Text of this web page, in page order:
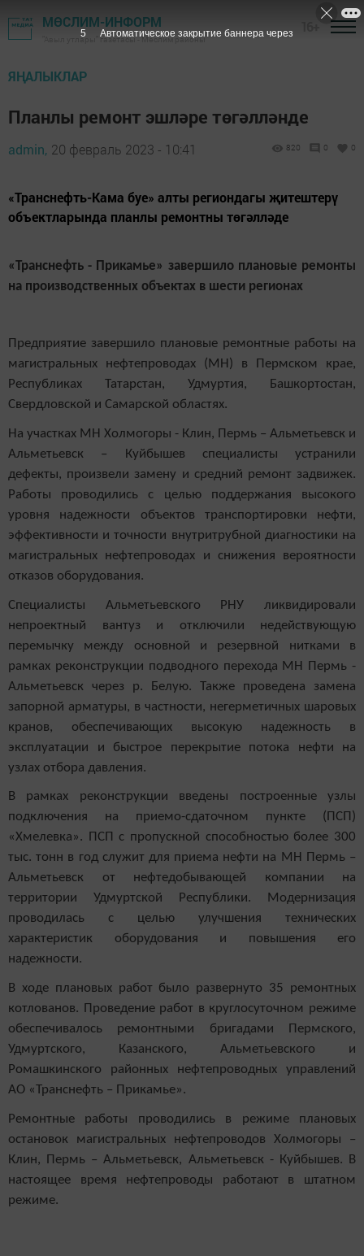
МӨСЛИМ-ИНФОРМ
"Авыл утлары" газетасы - Мөслим районы
ЯҢАЛЫКЛАР
Планлы ремонт эшләре төгәлләнде
admin, 20 февраль 2023 - 10:41 820 0 0
«Транснефть-Кама буе» алты региондагы җитештерү
объектларында планлы ремонтны төгәлләде
«Транснефть - Прикамье» завершило плановые ремонты
на производственных объектах в шести регионах
Предприятие завершило плановые ремонтные работы на
магистральных нефтепроводах (МН) в Пермском крае,
Республиках Татарстан, Удмуртия, Башкортостан,
Свердловской и Самарской областях.
На участках МН Холмогоры - Клин, Пермь – Альметьевск и
Альметьевск – Куйбышев специалисты устранили
дефекты, произвели замену и средний ремонт задвижек.
Работы проводились с целью поддержания высокого
уровня надежности объектов транспортировки нефти,
эффективности и точности внутритрубной диагностики на
магистральных нефтепроводах и снижения вероятности
отказов оборудования.
Специалисты Альметьевского РНУ ликвидировали
непроектный вантуз и отключили недействующую
перемычку между основной и резервной нитками в
рамках реконструкции подводного перехода МН Пермь -
Альметьевск через р. Белую. Также проведена замена
запорной арматуры, в частности, негерметичных шаровых
кранов, обеспечивающих высокую надежность в
эксплуатации и быстрое перекрытие потока нефти на
узлах отбора давления.
В рамках реконструкции введены построенные узлы
подключения на приемо-сдаточном пункте (ПСП)
«Хмелевка». ПСП с пропускной способностью более 300
тыс. тонн в год служит для приема нефти на МН Пермь –
Альметьевск от нефтедобывающей компании на
территории Удмуртской Республики. Модернизация
проводилась с целью улучшения технических
характеристик оборудования и повышения его
надежности.
В ходе плановых работ было развернуто 35 ремонтных
котлованов. Проведение работ в круглосуточном режиме
обеспечивалось ремонтными бригадами Пермского,
Удмуртского, Казанского, Альметьевского и
Ромашкинского районных нефтепроводных управлений
АО «Транснефть – Прикамье».
Ремонтные работы проводились в режиме плановых
остановок магистральных нефтепроводов Холмогоры –
Клин, Пермь – Альметьевск, Альметьевск - Куйбышев. В
настоящее время нефтепроводы работают в штатном
режиме.
4 Автоматическое закрытие баннера через